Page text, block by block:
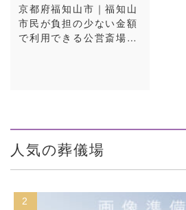
京都府福知山市｜福知山
市民が負担の少ない金額
で利用できる公営斎場…
人気の葬儀場
2